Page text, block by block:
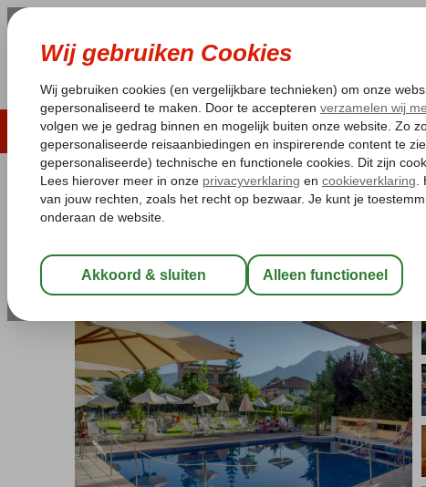
LAST MINUTE ZOMER 2026
Pakketgarantie Laagsteprijsgarantie* Gratis
Home
Griekenland Lefkas
Palmyra Hotel
Logies en ontbijt Hotel